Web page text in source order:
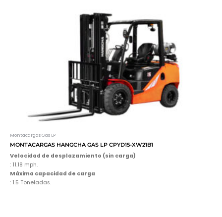
Montacargas Gas LP
MONTACARGAS HANGCHA GAS LP CPYD15-XW21B1
Velocidad de desplazamiento (sin carga)
: 11.18 mph.
Máxima capacidad de carga
: 1.5 Toneladas.